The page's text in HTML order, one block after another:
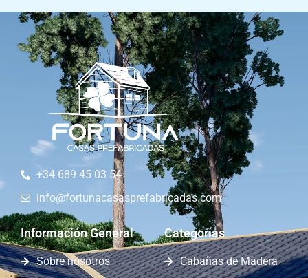
+34 689 45 03 54
info@fortunacasasprefabricadas.com
Información General
Sobre nosotros
Categorías
Cabañas de Madera